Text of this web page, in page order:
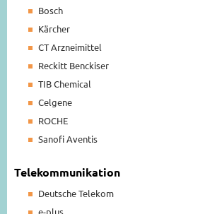
Bosch
Kärcher
CT Arzneimittel
Reckitt Benckiser
TIB Chemical
Celgene
ROCHE
Sanofi Aventis
Telekommunikation
Deutsche Telekom
e-plus